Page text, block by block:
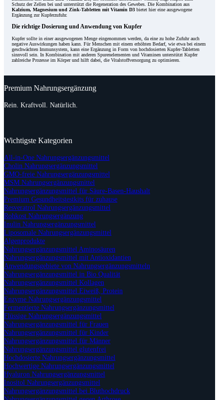
Schutz der Zellen bei und unterstützt die Regeneration des Gewebes. Die Kombination aus
Kalzium, Magnesium und Zink-Tabletten mit Vitamin D3 bietet hier eine ausgewogene
Ergänzung zur Kupferzufuhr.
Die richtige Dosierung und Anwendung von Kupfer
Kupfer sollte in einer ausgewogenen Menge eingenommen werden, da eine zu hohe Zufuhr auch
negative Auswirkungen haben kann. Für Menschen mit einem erhöhten Bedarf, wie etwa bei einem
geschwächten Immunsystem, kann eine Ergänzung in Form von hochdosierten Kupfer-Tabletten
sinnvoll sein. In Kombination mit anderen Spurenelementen und Vitaminen unterstützt Kupfer
zahlreiche Prozesse im Körper und hilft dabei, die Vitalstoffversorgung zu optimieren.
Premium Nahrungsergänzung
Rein. Kraftvoll. Natürlich.
Wichtigste Kategorien
All-in-One Nahrungsergänzungsmittel
Cholin Nahrungsergänzungsmittel
GMO-freie Nahrungsergänzungsmittel
MSM Nahrungsergänzungsmittel
Nahrungsergänzungsmittel für Säure-Basen-Haushalt
Premium Gesundheitstestkits für zuhause
Resveratrol Nahrungsergänzungsmittel
Rohkost Nahrungsergänzung
Inulin Nahrungsergänzungsmittel
Liposomale Nahrungsergänzungsmittel
Algenprodukte
Nahrungsergänzungsmittel Aminosäuren
Nahrungsergänzungsmittel mit Antioxidantien
Anwendungsgebiete von Nahrungsergänzungsmitteln
Nahrungsergänzungsmittel in Bio Qualität
Nahrungsergänzungsmittel Kollagen
Nahrungsergänzungsmittel Eiweiß, Protein
Enzyme Nahrungsergänzungsmittel
Fermentierte Nahrungsergänzungsmittel
Flüssige Nahrungsergänzungsmittel
Nahrungsergänzungsmittel für Frauen
Nahrungsergänzungsmittel für Kinder
Nahrungsergänzungsmittel für Männer
Nahrungsergänzungsmittel glutenfrei
Hochdosierte Nahrungsergänzungsmittel
Hochwertige Nahrungsergänzungsmittel
Hyaluron Nahrungsergänzungsmittel
Inositol Nahrungsergänzungsmittel
Nahrungsergänzungsmittel bei Bluthochdruck